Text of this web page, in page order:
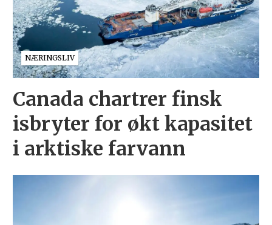
NÆRINGSLIV
Canada chartrer finsk
isbryter for økt kapasitet
i arktiske farvann